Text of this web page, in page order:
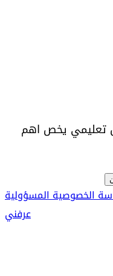
تعليمي يخص اهم
الخصوصيةالمسؤولية
عرفني